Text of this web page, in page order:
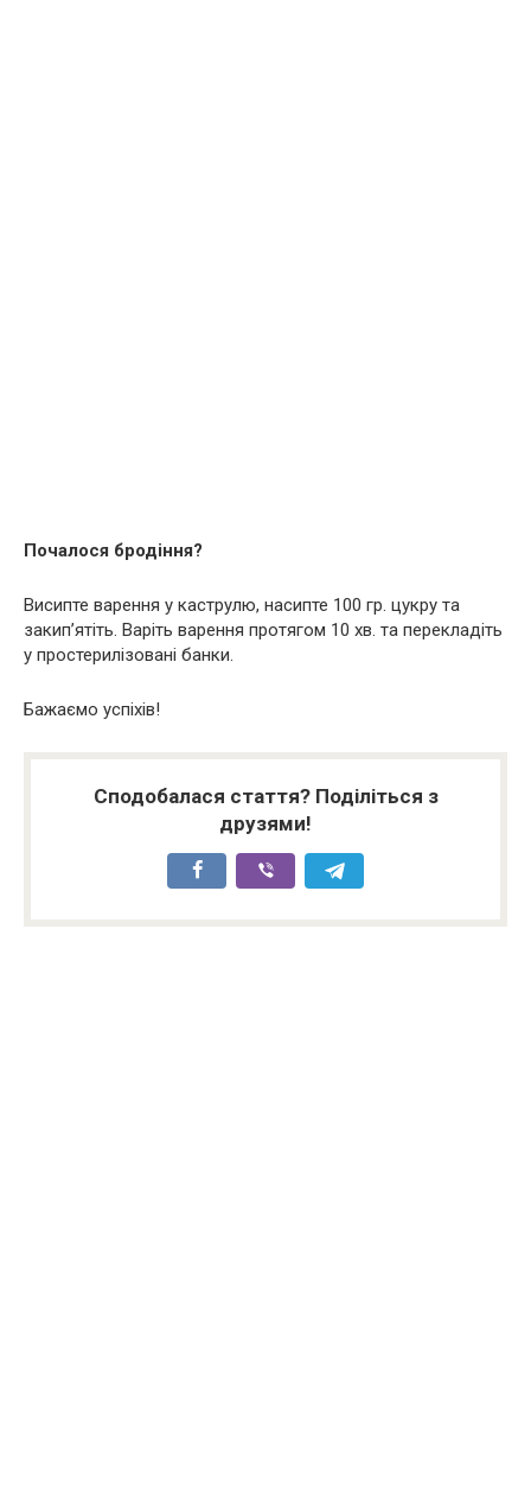
Почалося бродіння?
Висипте варення у каструлю, насипте 100 гр. цукру та
закип’ятіть. Варіть варення протягом 10 хв. та перекладіть
у простерилізовані банки.
Бажаємо успіхів!
Сподобалася стаття? Поділіться з
друзями!